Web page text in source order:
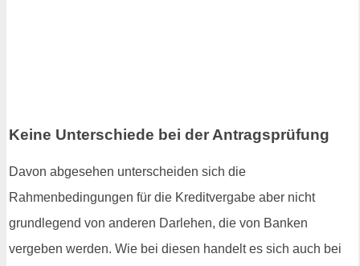
Keine Unterschiede bei der Antragsprüfung
Davon abgesehen unterscheiden sich die
Rahmenbedingungen für die Kreditvergabe aber nicht
grundlegend von anderen Darlehen, die von Banken
vergeben werden. Wie bei diesen handelt es sich auch bei